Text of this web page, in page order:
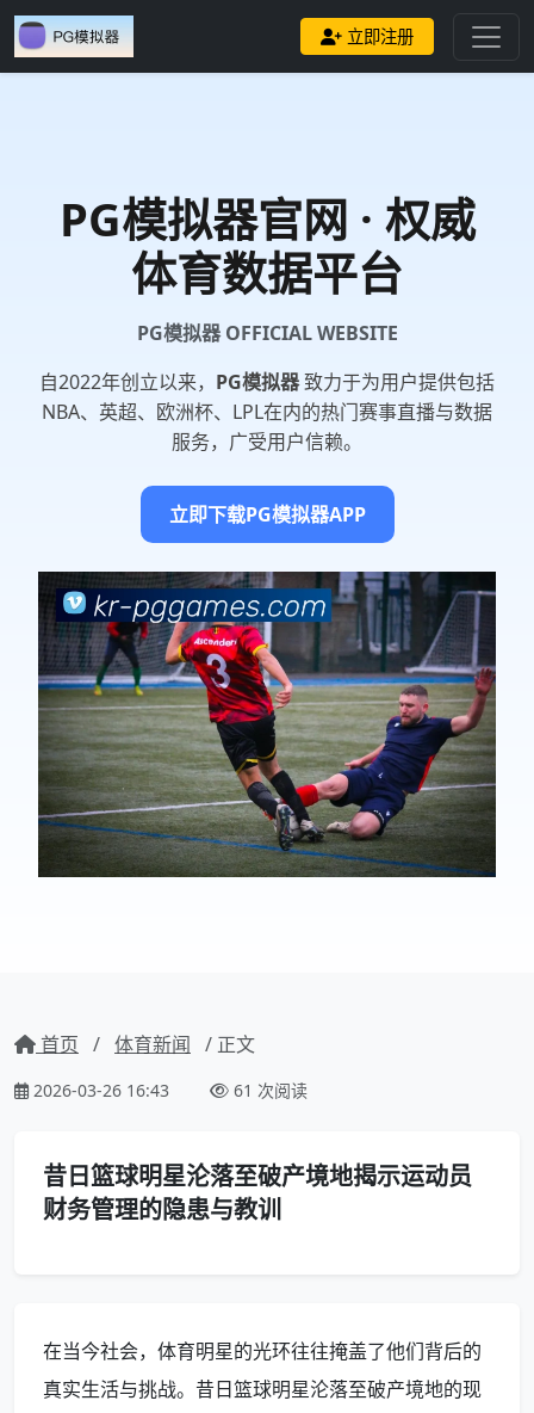
立即注册
PG模拟器官网 · 权威
体育数据平台
PG模拟器 OFFICIAL WEBSITE
自2022年创立以来， PG模拟器致力于为用户提供包括
NBA、英超、欧洲杯、LPL在内的热门赛事直播与数据
服务，广受用户信赖。
立即下载PG模拟器APP
首页 / 体育新闻 / 正文
2026-03-26 16:43 61 次阅读
昔日篮球明星沦落至破产境地揭示运动员
财务管理的隐患与教训
在当今社会，体育明星的光环往往掩盖了他们背后的
真实生活与挑战。昔日篮球明星沦落至破产境地的现